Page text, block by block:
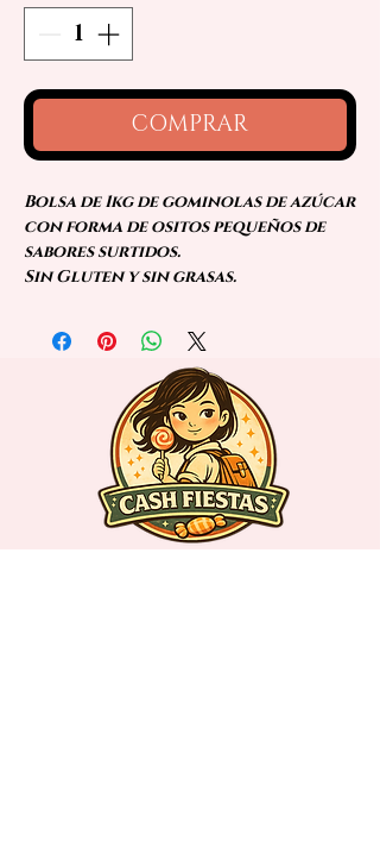
COMPRAR
Bolsa de 1kg de gominolas de azúcar
con forma de ositos pequeños de
sabores surtidos.
Sin Gluten y sin grasas.